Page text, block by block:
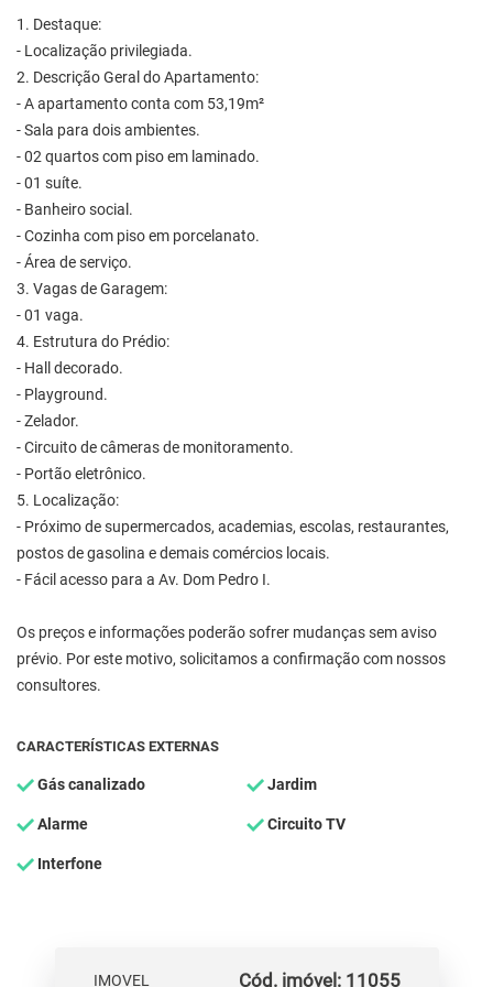
1. Destaque:
- Localização privilegiada.
2. Descrição Geral do Apartamento:
- A apartamento conta com 53,19m²
- Sala para dois ambientes.
- 02 quartos com piso em laminado.
- 01 suíte.
- Banheiro social.
- Cozinha com piso em porcelanato.
- Área de serviço.
3. Vagas de Garagem:
- 01 vaga.
4. Estrutura do Prédio:
- Hall decorado.
- Playground.
- Zelador.
- Circuito de câmeras de monitoramento.
- Portão eletrônico.
5. Localização:
- Próximo de supermercados, academias, escolas, restaurantes,
postos de gasolina e demais comércios locais.
- Fácil acesso para a Av. Dom Pedro I.
Os preços e informações poderão sofrer mudanças sem aviso
prévio. Por este motivo, solicitamos a confirmação com nossos
consultores.
CARACTERÍSTICAS EXTERNAS
Gás canalizado Jardim
Alarme Circuito TV
Interfone
IMOVEL Cód. imóvel: 11055